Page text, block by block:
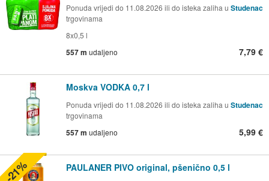
Ponuda vrijedi do 11.08.2026 ili do isteka zaliha u Studenac
trgovinama
8x0,5 l
557 m udaljeno 7,79 €
Moskva VODKA 0,7 l
Ponuda vrijedi do 11.08.2026 ili do isteka zaliha u Studenac
trgovinama
557 m udaljeno 5,99 €
PAULANER PIVO original, pšenično 0,5 l
-21%